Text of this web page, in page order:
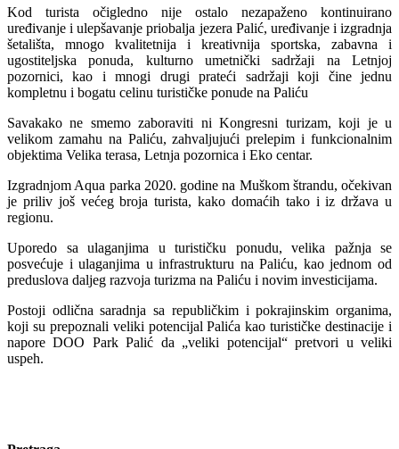
Kod turista očigledno nije ostalo nezapaženo kontinuirano
uređivanje i ulepšavanje priobalja jezera Palić, uređivanje i izgradnja
šetališta, mnogo kvalitetnija i kreativnija sportska, zabavna i
ugostiteljska ponuda, kulturno umetnički sadržaji na Letnjoj
pozornici, kao i mnogi drugi prateći sadržaji koji čine jednu
kompletnu i bogatu celinu turističke ponude na Paliću
Savakako ne smemo zaboraviti ni Kongresni turizam, koji je u
velikom zamahu na Paliću, zahvaljujući prelepim i funkcionalnim
objektima Velika terasa, Letnja pozornica i Eko centar.
Izgradnjom Aqua parka 2020. godine na Muškom štrandu, očekivan
je priliv još većeg broja turista, kako domaćih tako i iz država u
regionu.
Uporedo sa ulaganjima u turističku ponudu, velika pažnja se
posvećuje i ulaganjima u infrastrukturu na Paliću, kao jednom od
preduslova daljeg razvoja turizma na Paliću i novim investicijama.
Postoji odlična saradnja sa republičkim i pokrajinskim organima,
koji su prepoznali veliki potencijal Palića kao turističke destinacije i
napore DOO Park Palić da „veliki potencijal“ pretvori u veliki
uspeh.